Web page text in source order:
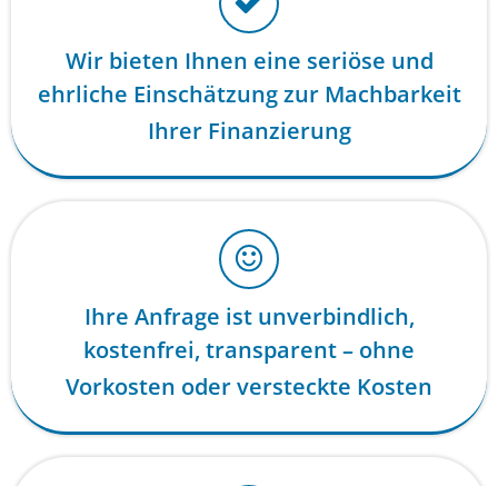
Wir bieten Ihnen eine seriöse und
ehrliche Einschätzung zur Machbarkeit
Ihrer Finanzierung
Ihre Anfrage ist unverbindlich,
kostenfrei, transparent – ohne
Vorkosten oder versteckte Kosten